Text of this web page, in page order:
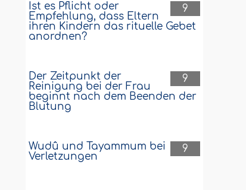
9
Ist es Pflicht oder
Empfehlung, dass Eltern
ihren Kindern das rituelle Gebet
anordnen?
9
Der Zeitpunkt der
Reinigung bei der Frau
beginnt nach dem Beenden der
Blutung
9
Wudû und Tayammum bei
Verletzungen